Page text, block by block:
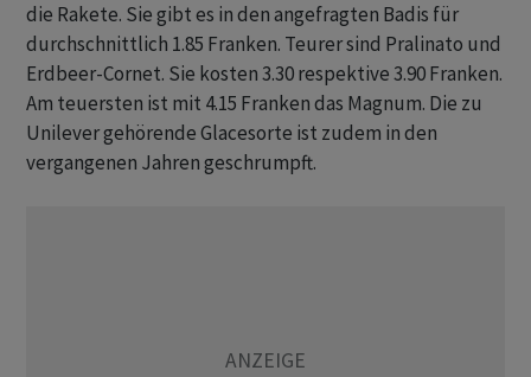
die Rakete. Sie gibt es in den angefragten Badis für
durchschnittlich 1.85 Franken. Teurer sind Pralinato und
Erdbeer-Cornet. Sie kosten 3.30 respektive 3.90 Franken.
Am teuersten ist mit 4.15 Franken das Magnum. Die zu
Unilever gehörende Glacesorte ist zudem in den
vergangenen Jahren geschrumpft.